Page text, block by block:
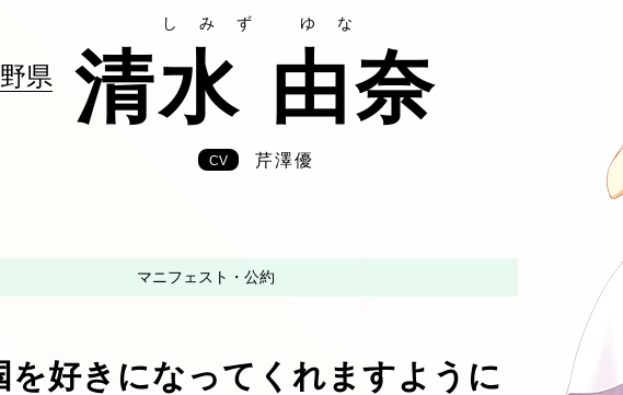
県 清水 由奈
しみず ゆな
CV 芹澤優
マニフェスト・公約
を好きになってくれますように